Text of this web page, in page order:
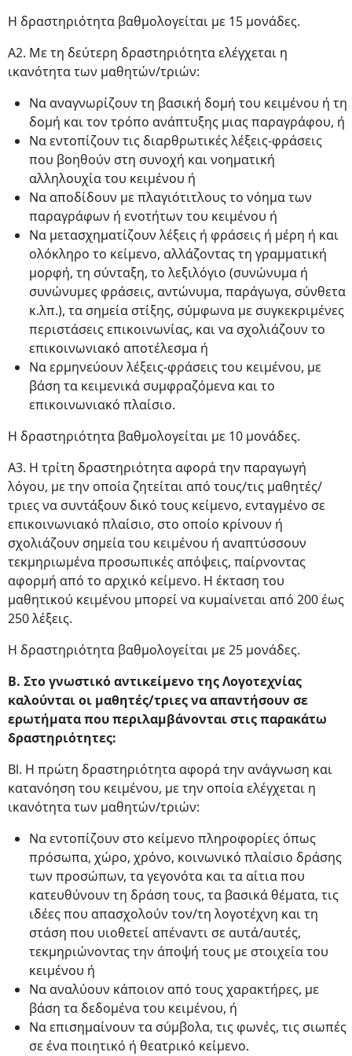
Η δραστηριότητα βαθμολογείται με 15 μονάδες.
Α2. Με τη δεύτερη δραστηριότητα ελέγχεται η
ικανότητα των μαθητών/τριών:
Να αναγνωρίζουν τη βασική δομή του κειμένου ή τη
δομή και τον τρόπο ανάπτυξης μιας παραγράφου, ή
Να εντοπίζουν τις διαρθρωτικές λέξεις-φράσεις
που βοηθούν στη συνοχή και νοηματική
αλληλουχία του κειμένου ή
Να αποδίδουν με πλαγιότιτλους το νόημα των
παραγράφων ή ενοτήτων του κειμένου ή
Να μετασχηματίζουν λέξεις ή φράσεις ή μέρη ή και
ολόκληρο το κείμενο, αλλάζοντας τη γραμματική
μορφή, τη σύνταξη, το λεξιλόγιο (συνώνυμα ή
συνώνυμες φράσεις, αντώνυμα, παράγωγα, σύνθετα
κ.λπ.), τα σημεία στίξης, σύμφωνα με συγκεκριμένες
περιστάσεις επικοινωνίας, και να σχολιάζουν το
επικοινωνιακό αποτέλεσμα ή
Να ερμηνεύουν λέξεις-φράσεις του κειμένου, με
βάση τα κειμενικά συμφραζόμενα και το
επικοινωνιακό πλαίσιο.
Η δραστηριότητα βαθμολογείται με 10 μονάδες.
Α3. Η τρίτη δραστηριότητα αφορά την παραγωγή
λόγου, με την οποία ζητείται από τους/τις μαθητές/
τριες να συντάξουν δικό τους κείμενο, ενταγμένο σε
επικοινωνιακό πλαίσιο, στο οποίο κρίνουν ή
σχολιάζουν σημεία του κειμένου ή αναπτύσσουν
τεκμηριωμένα προσωπικές απόψεις, παίρνοντας
αφορμή από το αρχικό κείμενο. Η έκταση του
μαθητικού κειμένου μπορεί να κυμαίνεται από 200 έως
250 λέξεις.
Η δραστηριότητα βαθμολογείται με 25 μονάδες.
Β. Στο γνωστικό αντικείμενο της Λογοτεχνίας
καλούνται οι μαθητές/τριες να απαντήσουν σε
ερωτήματα που περιλαμβάνονται στις παρακάτω
δραστηριότητες:
Bl. Η πρώτη δραστηριότητα αφορά την ανάγνωση και
κατανόηση του κειμένου, με την οποία ελέγχεται η
ικανότητα των μαθητών/τριών:
Να εντοπίζουν στο κείμενο πληροφορίες όπως
πρόσωπα, χώρο, χρόνο, κοινωνικό πλαίσιο δράσης
των προσώπων, τα γεγονότα και τα αίτια που
κατευθύνουν τη δράση τους, τα βασικά θέματα, τις
ιδέες που απασχολούν τον/τη λογοτέχνη και τη
στάση που υιοθετεί απέναντι σε αυτά/αυτές,
τεκμηριώνοντας την άποψή τους με στοιχεία του
κειμένου ή
Να αναλύουν κάποιον από τους χαρακτήρες, με
βάση τα δεδομένα του κειμένου, ή
Να επισημαίνουν τα σύμβολα, τις φωνές, τις σιωπές
σε ένα ποιητικό ή θεατρικό κείμενο.